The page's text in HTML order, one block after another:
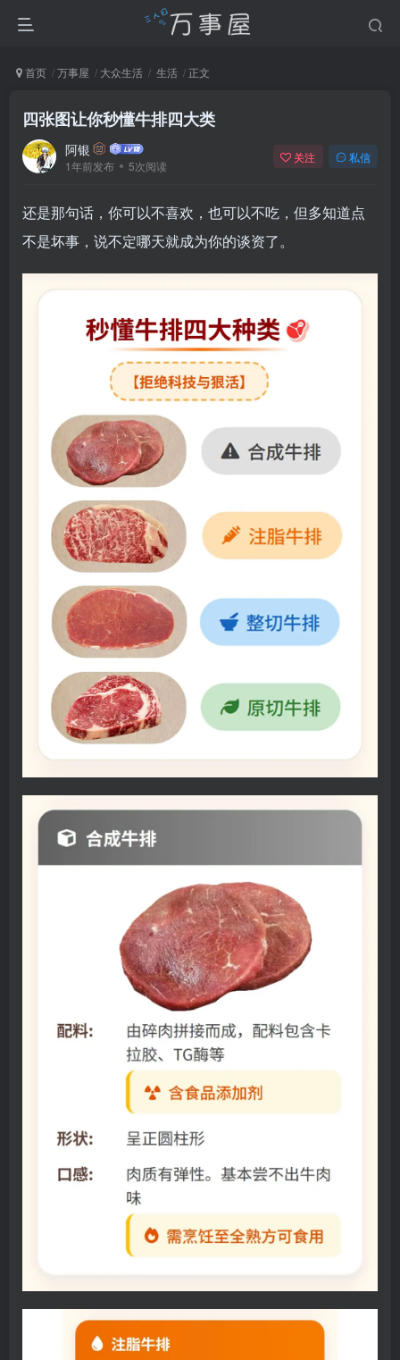
首页 万事屋 大众生活 生活 正文
四张图让你秒懂牛排四大类
阿银
1年前发布 5次阅读
关注 私信
还是那句话，你可以不喜欢，也可以不吃，但多知道点
不是坏事，说不定哪天就成为你的谈资了。